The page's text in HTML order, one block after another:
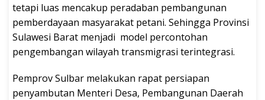
tetapi luas mencakup peradaban pembangunan
pemberdayaan masyarakat petani. Sehingga Provinsi
Sulawesi Barat menjadi model percontohan
pengembangan wilayah transmigrasi terintegrasi.
Pemprov Sulbar melakukan rapat persiapan
penyambutan Menteri Desa, Pembangunan Daerah